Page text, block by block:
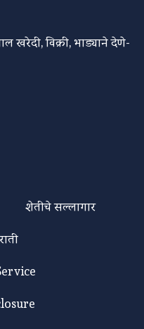
खरेदी, विक्री, भाड्याने देणे-
शेतीचे सल्लागार